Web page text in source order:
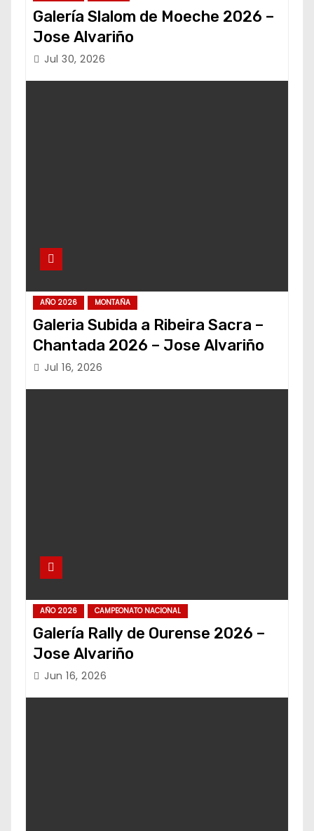
Galería Slalom de Moeche 2026 –
Jose Alvariño
Jul 30, 2026
AÑO 2026 MONTAÑA
Galeria Subida a Ribeira Sacra –
Chantada 2026 – Jose Alvariño
Jul 16, 2026
AÑO 2026 CAMPEONATO NACIONAL
Galería Rally de Ourense 2026 –
Jose Alvariño
Jun 16, 2026